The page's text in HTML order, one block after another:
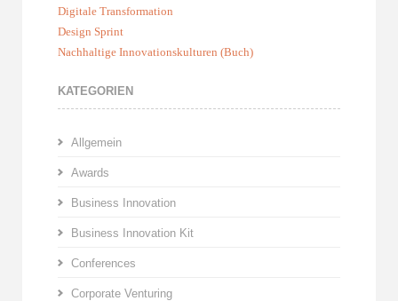
Digitale Transformation
Design Sprint
Nachhaltige Innovationskulturen (Buch)
KATEGORIEN
Allgemein
Awards
Business Innovation
Business Innovation Kit
Conferences
Corporate Venturing